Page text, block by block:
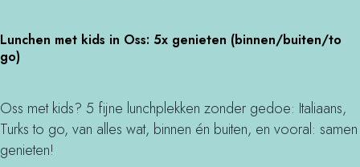
c
e
n
B
e
e
d
e
Lunchen met kids in Oss: 5x genieten (binnen/buiten/to
go)
u
n
h
e
n
Oss met kids? 5 fijne lunchplekken zonder gedoe: Italiaans,
Turks to go, van alles wat, binnen én buiten, en vooral: samen
genieten!